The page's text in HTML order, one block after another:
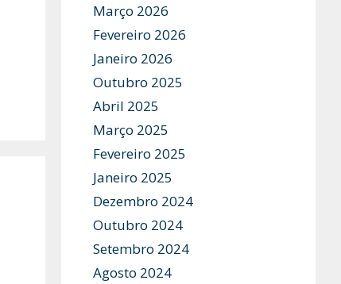
Março 2026
Fevereiro 2026
Janeiro 2026
Outubro 2025
Abril 2025
Março 2025
Fevereiro 2025
Janeiro 2025
Dezembro 2024
Outubro 2024
Setembro 2024
Agosto 2024